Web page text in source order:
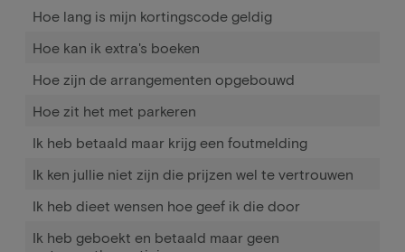
Hoe lang is mijn kortingscode geldig
Hoe kan ik extra's boeken
Hoe zijn de arrangementen opgebouwd
Hoe zit het met parkeren
Ik heb betaald maar krijg een foutmelding
Ik ken jullie niet zijn die prijzen wel te vertrouwen
Ik heb dieet wensen hoe geef ik die door
Ik heb geboekt en betaald maar geen